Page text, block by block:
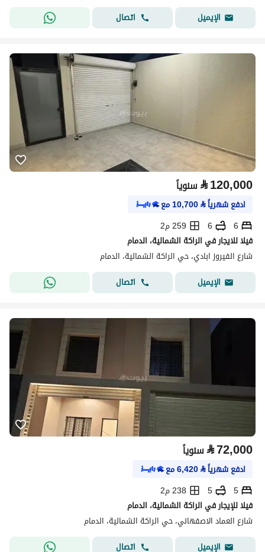
الإيميل
اتصال
⃁120,000 سنوياً
ادفع شهرياً⃁
10,700مع
6
6
259 م2
فيلا للايجار في الراكة الشمالية، الدمام
شارع الفيروز ابادي، حي الراكة الشمالية، الدمام
الإيميل
اتصال
⃁72,000 سنوياً
ادفع شهرياً⃁
6,420مع
5
5
238 م2
فيلا للإيجار في الراكة الشمالية، الدمام
شارع العماد الاصفهاني، حي الراكة الشمالية، الدمام
الإيميل
اتصال